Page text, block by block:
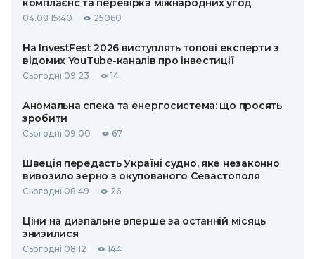
комплаєнс та перевірка міжнародних угод
04.08 15:40 25060
На InvestFest 2026 виступлять топові експерти з
відомих YouTube-каналів про інвестиції
Сьогодні 09:23 14
Аномальна спека та енергосистема: що просять
зробити
Сьогодні 09:00 67
Швеція передасть Україні судно, яке незаконно
вивозило зерно з окупованого Севастополя
Сьогодні 08:49 26
Ціни на дизпальне вперше за останній місяць
знизилися
Сьогодні 08:12 144